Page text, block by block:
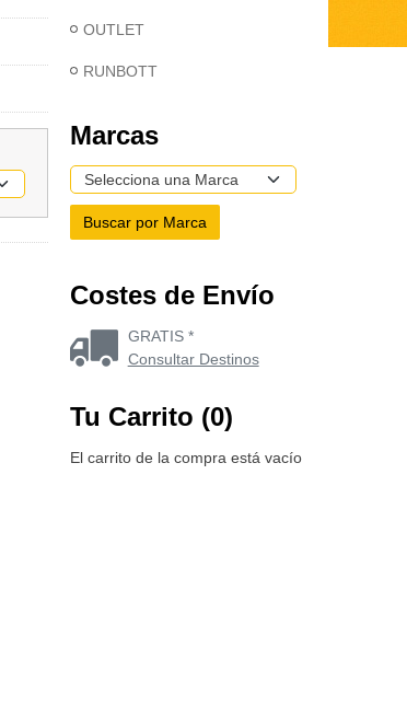
OUTLET
RUNBOTT
Marcas
Costes de Envío
GRATIS *
Consultar Destinos
Tu Carrito (0)
El carrito de la compra está vacío